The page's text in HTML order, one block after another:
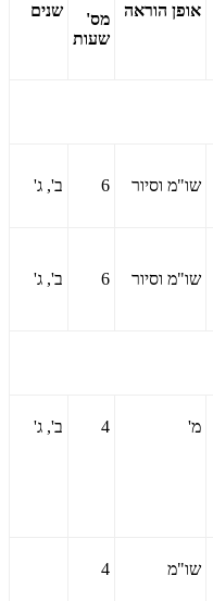
שנים
מס'
שעות
אופן הוראה
ב', ג' 6 שו"מ וסיור
ב', ג' 6 שו"מ וסיור
ב', ג' 4 מ'
4 שו"מ